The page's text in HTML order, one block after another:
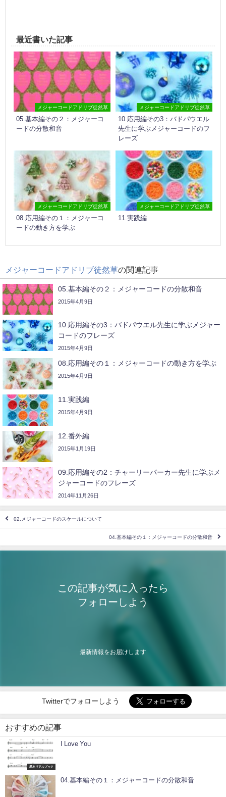
最近書いた記事
メジャーコードアドリブ徒然草
05.基本編その２：メジャーコ
ードの分散和音
メジャーコードアドリブ徒然草
10.応用編その3：バドパウエル
先生に学ぶメジャーコードのフ
レーズ
メジャーコードアドリブ徒然草
08.応用編その１：メジャーコ
ードの動き方を学ぶ
メジャーコードアドリブ徒然草
11.実践編
メジャーコードアドリブ徒然草の関連記事
05.基本編その２：メジャーコードの分散和音
2015年4月9日
10.応用編その3：バドパウエル先生に学ぶメジャー
コードのフレーズ
2015年4月9日
08.応用編その１：メジャーコードの動き方を学ぶ
2015年4月9日
11.実践編
2015年4月9日
12.番外編
2015年1月19日
09.応用編その2：チャーリーパーカー先生に学ぶメ
ジャーコードのフレーズ
2014年11月26日
02.メジャーコードのスケールについて
04.基本編その１：メジャーコードの分散和音
この記事が気に入ったら
フォローしよう
最新情報をお届けします
Twitterでフォローしよう
おすすめの記事
黒本リアルブック
I Love You
04.基本編その１：メジャーコードの分散和音